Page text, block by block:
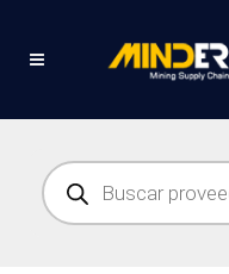
Búsqueda
de
productos